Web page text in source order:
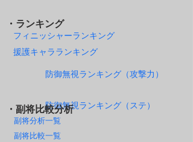
・ランキング
フィニッシャーランキング
援護キャラランキング
防御無視ランキング（攻撃力）
防御無視ランキング（ステ）
・副将比較分析
副将分析一覧
副将比較一覧